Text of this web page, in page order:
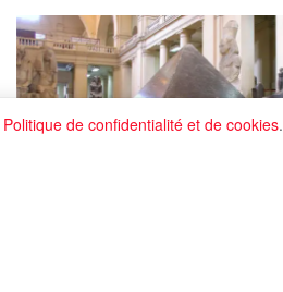
Politique de confidentialité et de cookies.